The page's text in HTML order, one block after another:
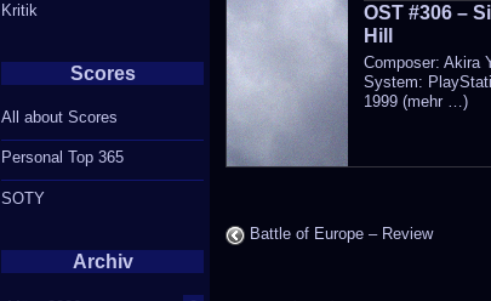
OST #306 –
Hill
Composer: Akira
System:
1999 (mehr …)
Battle of Europe – Review
Kritik
Scores
All about Scores
Personal Top 365
SOTY
Archiv